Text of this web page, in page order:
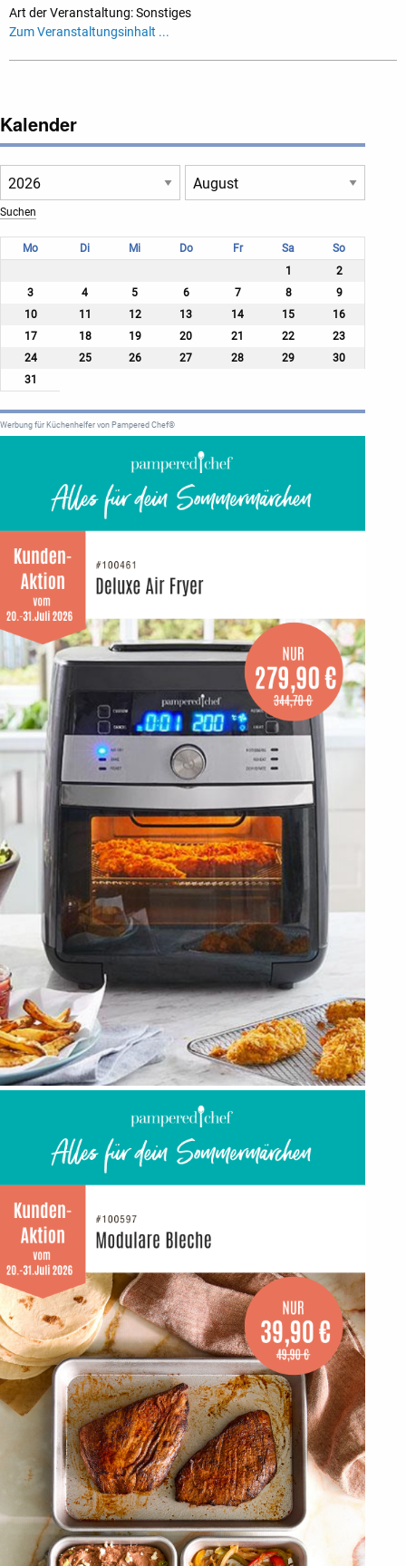
Art der Veranstaltung: Sonstiges
Zum Veranstaltungsinhalt ...
Kalender
Mo Di Mi Do Fr Sa
So
1
2
3
4 5 6 7 8
9
10
11 12 13 14 15
16
17
18 19 20 21 22
23
24
25 26 27 28 29
30
31
Werbung für Küchenhelfer von Pampered Chef®